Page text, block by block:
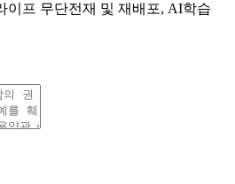
프 무단전재 및 재배포, AI학습